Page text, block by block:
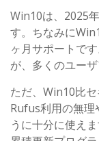
Win10は、2025
す。ちなみに
ヶ月サポートで
が、多くのユー
ただ、Win10比
Rufus利用の無理
うに十分に使え